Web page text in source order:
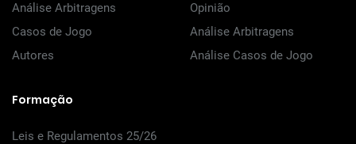
Análise Arbitragens
Casos de Jogo
Autores
Opinião
Análise Arbitragens
Análise Casos de Jogo
Formação
Leis e Regulamentos 25/26